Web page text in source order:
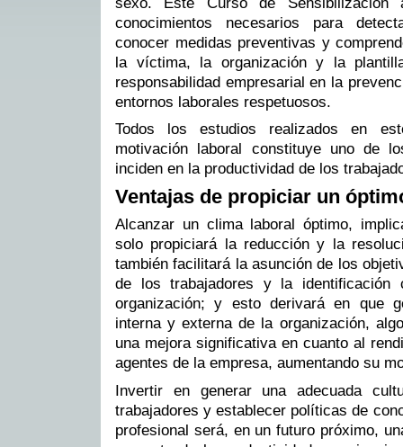
conocimientos necesarios para
conocer medidas preventivas y
la víctima, la organización y la
responsabilidad empresarial en la
entornos laborales respetuosos.
Todos los estudios realizados en
motivación laboral constituye uno de
inciden en la productividad de los
Ventajas de propiciar un
Alcanzar un clima laboral óptimo,
solo propiciará la reducción y la
también facilitará la asunción de los
de los trabajadores y la identificación
organización; y esto derivará en que
interna y externa de la organización,
una mejora significativa en cuanto al
agentes de la empresa, aumentando su
Invertir en generar una adecuada
trabajadores y establecer políticas de
profesional será, en un futuro próximo,